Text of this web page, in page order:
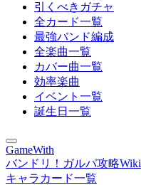
引くべきガチャ
全カード一覧
最強バンド編成
全楽曲一覧
カバー曲一覧
効率楽曲
イベント一覧
誕生日一覧
GameWith
バンドリ！ガルパ攻略Wiki
キャラカード一覧